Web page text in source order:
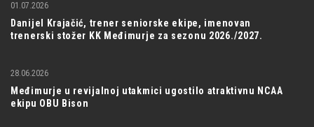
Danijel Krajačić, trener seniorske ekipe, imenovan
trenerski stožer KK Međimurje za sezonu 2026./2027.
01.07.2026
Međimurje u revijalnoj utakmici ugostilo atraktivnu NCAA
ekipu OBU Bison
28.06.2026